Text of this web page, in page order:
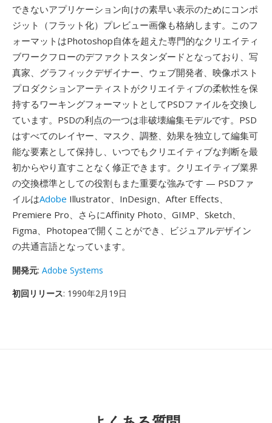
できないアプリケーション向けの素早い表示のためにコンポ
ジット（フラット化）プレビュー画像も格納します。このフ
ォーマットはPhotoshop自体を超えた専門的なクリエイティ
ブワークフローのデファクトスタンダードとなっており、写
真家、グラフィックデザイナー、ウェブ開発者、映像ポスト
プロダクションアーティストがクリエイティブの柔軟性を保
持するワーキングフォーマットとしてPSDファイルを交換し
ています。PSDの利点の一つは非破壊編集モデルです。PSD
はすべてのレイヤー、マスク、調整、効果を独立して編集可
能な要素として保持し、いつでもクリエイティブな判断を最
初からやり直すことなく修正できます。クリエイティブ業界
の交換標準としての役割もまた重要な強みです — PSDファ
イルはAdobe Illustrator、InDesign、After Effects、
Premiere Pro、さらにAffinity Photo、GIMP、Sketch、
Figma、Photopeaで開くことができ、ビジュアルデザイン
の共通言語となっています。
開発元: Adobe Systems
初回リリース: 1990年2月19日